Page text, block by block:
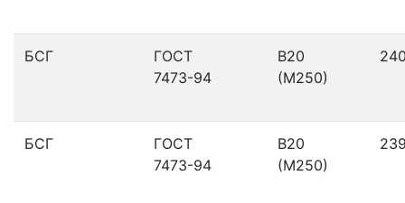
БСГ
ГОСТ
7473-94
В20
(М250)
БСГ
ГОСТ
7473-94
В20
(М250)